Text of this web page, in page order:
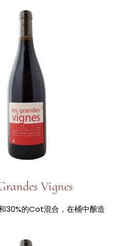
Vignes
30%的Cot混合，在桶中酿造